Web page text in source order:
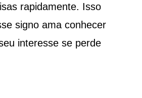
rapidamente. Isso
signo ama conhecer
interesse se perde